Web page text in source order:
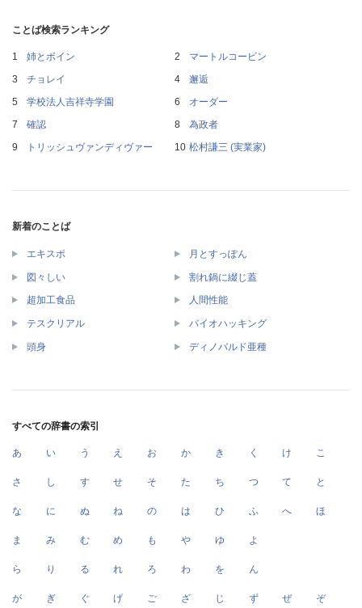
ことば検索ランキング
姉とボイン
マートルコービン
チョレイ
邂逅
学校法人吉祥寺学園
オーダー
確認
為政者
トリッシュヴァンディヴァー
松村謙三 (実業家)
新着のことば
エキスポ 月とすっぽん
図々しい 割れ鍋に綴じ蓋
超加工食品 人間性能
テスクリアル バイオハッキング
頭身 ディノバルド亜種
すべての辞書の索引
あ い う え お か き く け こ
さ し す せ そ た ち つ て と
な に ぬ ね の は ひ ふ へ ほ
ま み む め も や ゆ よ
ら り る れ ろ わ を ん
が ぎ ぐ げ ご ざ じ ず ぜ ぞ